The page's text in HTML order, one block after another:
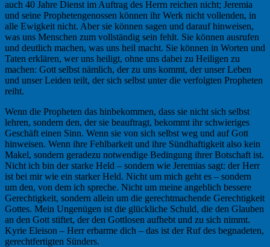
auch 40 Jahre Dienst im Auftrag des Herrn reichen nicht; Jeremia
und seine Prophetengenossen können ihr Werk nicht vollenden, in
alle Ewigkeit nicht. Aber sie können sagen und darauf hinweisen,
was uns Menschen zum vollständig sein fehlt. Sie können ausrufen
und deutlich machen, was uns heil macht. Sie können in Worten und
Taten erklären, wer uns heiligt, ohne uns dabei zu Heiligen zu
machen: Gott selbst nämlich, der zu uns kommt, der unser Leben
und unser Leiden teilt, der sich selbst unter die verfolgten Propheten
reiht.
Wenn die Propheten das hinbekommen, dass sie nicht sich selbst
lehren, sondern den, der sie beauftragt, bekommt ihr schwieriges
Geschäft einen Sinn. Wenn sie von sich selbst weg und auf Gott
hinweisen. Wenn ihre Fehlbarkeit und ihre Sündhaftigkeit also kein
Makel, sondern geradezu notwendige Bedingung ihrer Botschaft ist.
Nicht ich bin der starke Held – sondern wie Jeremias sagt: der Herr
ist bei mir wie ein starker Held. Nicht um mich geht es – sondern
um den, von dem ich spreche. Nicht um meine angeblich bessere
Gerechtigkeit, sondern allein um die gerechtmachende Gerechtigkeit
Gottes. Mein Ungenügen ist die glückliche Schuld, die den Glauben
an den Gott stiftet, der den Gottlosen aufhebt und zu sich nimmt.
Kyrie Eleison – Herr erbarme dich – das ist der Ruf des begnadeten,
gerechtfertigten Sünders.